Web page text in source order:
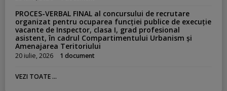
PROCES-VERBAL FINAL al concursului de recrutare
organizat pentru ocuparea funcției publice de execuție
vacante de Inspector, clasa I, grad profesional
asistent, în cadrul Compartimentului Urbanism și
Amenajarea Teritoriului
20 iulie, 2026 1 document
VEZI TOATE ...